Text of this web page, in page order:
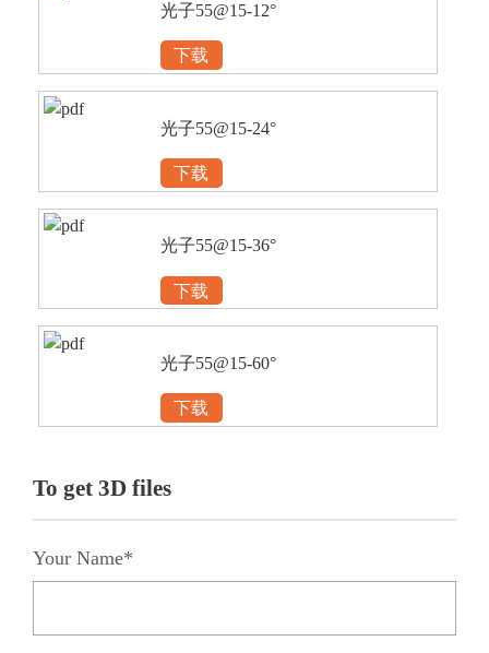
光子55@15-12°
下载
光子55@15-24°
下载
光子55@15-36°
下载
光子55@15-60°
下载
To get 3D files
Your Name*